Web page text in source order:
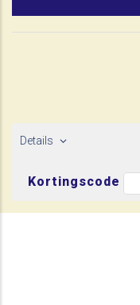
Details
Kortingscode